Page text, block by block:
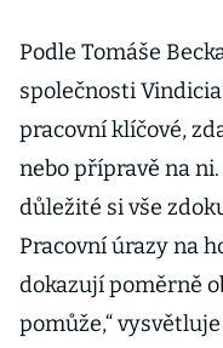
Podle Tomáše
společnosti
pracovní klíčové,
nebo přípravě na
důležité si vše
Pracovní úrazy na
dokazují poměrně
pomůže,“